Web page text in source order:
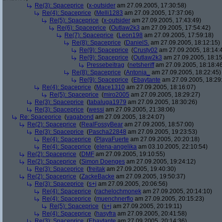
Re(3): Spaceprice (x-outsider am 27.09.2005, 17:30:58)
Re(4): Spaceprice (Melli1283 am 27.09.2005, 17:37:06)
Re(5): Spaceprice (x-outsider am 27.09.2005, 17:43:49)
Re(6): Spaceprice (Outlaw2k3 am 27.09.2005, 17:54:42)
Re(7): Spaceprice (Leon198 am 27.09.2005, 17:59:18)
Re(8): Spaceprice (DanielS. am 27.09.2005, 18:12:15)
Re(9): Spaceprice (Crusty02 am 27.09.2005,
Re(9): Spaceprice (Outlaw2k3 am 27.09.2005,
Pressebeitrag (netsheriffam 27.09.2005,
Re(8): Spaceprice (Antonia_
am 27.09.2005, 18:22:45)
Re(9): Spaceprice (Ebaytante am 27.09.2005,
Re(4): Spaceprice (Mace1310 am 27.09.2005, 18:16:07)
Re(5): Spaceprice (miro2005 am 27.09.2005, 18:29:27)
Re(3): Spaceprice (tabaluga1979 am 27.09.2005, 18:30:26)
Re(3): Spaceprice (wessi am 27.09.2005, 21:38:06)
Re: Spaceprice (vagabond am 27.09.2005, 18:24:07)
Re(2): Spaceprice (RealFossyBear am 27.09.2005, 18:57:00)
Re(3): Spaceprice (Pascha22848 am 27.09.2005, 19:23:53)
Re(4): Spaceprice (PlayaFuerte am 27.09.2005, 20:20:18)
Re(4): Spaceprice (elena-angelika am 03.10.2005, 22:10:54)
Re(2): Spaceprice (DMF am 27.09.2005, 19:10:55)
Re(2): Spaceprice (Simon Doenges am 27.09.2005, 19:24:12)
Re(3): Spaceprice (freitak am 27.09.2005, 19:40:30)
Re(2): Spaceprice (ZackeBacke am 27.09.2005, 19:50:37)
Re(3): Spaceprice (s+j am 27.09.2005, 20:06:56)
Re(4): Spaceprice (rachelochmonek am 27.09.2005, 20:14:10)
Re(4): Spaceprice (muenchnerflo am 27.09.2005, 20:15:23)
Re(5): Spaceprice (s+j am 27.09.2005, 20:19:11)
Re(4): Spaceprice (hasyfra am 27.09.2005, 20:41:58)